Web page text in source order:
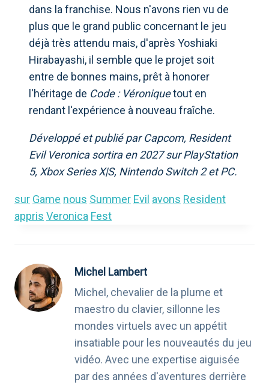
dans la franchise. Nous n'avons rien vu de
plus que le grand public concernant le jeu
déjà très attendu mais, d'après Yoshiaki
Hirabayashi, il semble que le projet soit
entre de bonnes mains, prêt à honorer
l'héritage de Code : Véroniquetout en
rendant l'expérience à nouveau fraîche.
Développé et publié par Capcom, Resident
Evil Veronica sortira en 2027 sur PlayStation
5, Xbox Series X|S, Nintendo Switch 2 et PC.
sur Game nous Summer Evil avons Resident
appris Veronica Fest
Michel Lambert
Michel, chevalier de la plume et
maestro du clavier, sillonne les
mondes virtuels avec un appétit
insatiable pour les nouveautés du jeu
vidéo. Avec une expertise aiguisée
par des années d'aventures derrière